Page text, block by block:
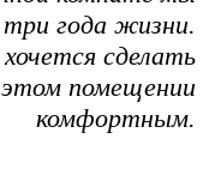
года жизни.
сделать
помещении
комфортным.